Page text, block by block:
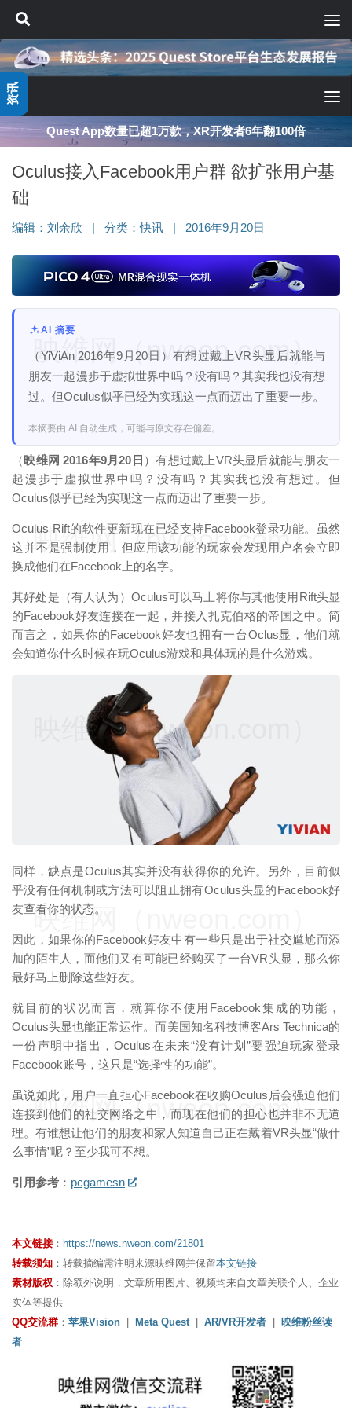
跳至内容
Quest App数量已超1万款，XR开发者6年翻100倍
Oculus接入Facebook用户群 欲扩张用户基
础
编辑： 刘余欣 分类：快讯 2016年9月20日
AI 摘要
（YiViAn 2016年9月20日）有想过戴上VR头显后就能与
朋友一起漫步于虚拟世界中吗？没有吗？其实我也没有想
过。但Oculus似乎已经为实现这一点而迈出了重要一步。
本摘要由 AI 自动生成，可能与原文存在偏差。
（映维网 2016年9月20日 ）有想过戴上VR头显后就能与朋友一
起漫步于虚拟世界中吗？没有吗？其实我也没有想过。但
Oculus似乎已经为实现这一点而迈出了重要一步。
Oculus Rift的软件更新现在已经支持Facebook登录功能。虽然
这并不是强制使用，但应用该功能的玩家会发现用户名会立即
换成他们在Facebook上的名字。
其好处是（有人认为）Oculus可以马上将你与其他使用Rift头显
的Facebook好友连接在一起，并接入扎克伯格的帝国之中。简
而言之，如果你的Facebook好友也拥有一台Oclus显，他们就
会知道你什么时候在玩Oculus游戏和具体玩的是什么游戏。
同样，缺点是Oculus其实并没有获得你的允许。另外，目前似
乎没有任何机制或方法可以阻止拥有Oculus头显的Facebook好
友查看你的状态。
因此，如果你的Facebook好友中有一些只是出于社交尴尬而添
加的陌生人，而他们又有可能已经购买了一台VR头显，那么你
最好马上删除这些好友。
就目前的状况而言，就算你不使用Facebook集成的功能，
Oculus头显也能正常运作。而美国知名科技博客Ars Technica的
一份声明中指出，Oculus在未来“没有计划”要强迫玩家登录
Facebook账号，这只是“选择性的功能”。
虽说如此，用户一直担心Facebook在收购Oculus后会强迫他们
连接到他们的社交网络之中，而现在他们的担心也并非不无道
理。有谁想让他们的朋友和家人知道自己正在戴着VR头显“做什
么事情”呢？至少我可不想。
引用参考 ： pcgamesn
映维网（nweon.com）
映维网（nweon.com）
映维网（nweon.com）
映维网（nweon.com）
映维网（nweon.com）
本文链接 ： https://news.nweon.com/21801
转载须知 ：转载摘编需注明来源映维网并保留本文链接
素材版权 ：除额外说明，文章所用图片、视频均来自文章关联个人、企业
实体等提供
QQ交流群 ： 苹果Vision Meta Quest AR/VR开发者
映维粉丝读
者
资讯